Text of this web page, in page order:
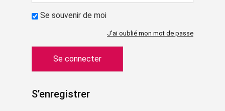
Se souvenir de moi
J’ai oublié mon mot de passe
S’enregistrer